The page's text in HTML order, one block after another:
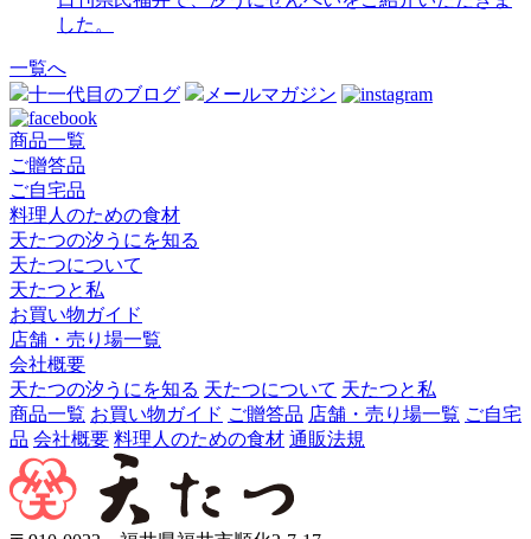
した。
一覧へ
十一代目のブログ
メールマガジン
商品一覧
ご贈答品
ご自宅品
料理人のための食材
天たつの汐うにを知る
天たつについて
天たつと私
お買い物ガイド
店舗・売り場一覧
会社概要
天たつの汐うにを知る 天たつについて 天たつと私
商品一覧 お買い物ガイド ご贈答品 店舗・売り場一覧 ご自宅
品 会社概要 料理人のための食材 通販法規